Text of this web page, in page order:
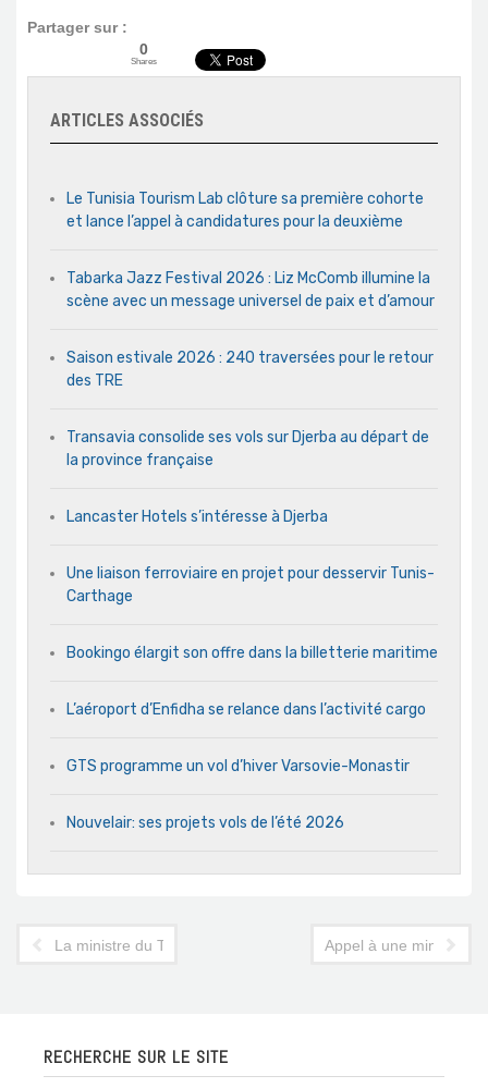
Partager sur :
0
Shares
ARTICLES ASSOCIÉS
Le Tunisia Tourism Lab clôture sa première cohorte
et lance l’appel à candidatures pour la deuxième
Tabarka Jazz Festival 2026 : Liz McComb illumine la
scène avec un message universel de paix et d’amour
Saison estivale 2026 : 240 traversées pour le retour
des TRE
Transavia consolide ses vols sur Djerba au départ de
la province française
Lancaster Hotels s’intéresse à Djerba
Une liaison ferroviaire en projet pour desservir Tunis-
Carthage
Bookingo élargit son offre dans la billetterie maritime
L’aéroport d’Enfidha se relance dans l’activité cargo
GTS programme un vol d’hiver Varsovie-Monastir
Nouvelair: ses projets vols de l’été 2026
La ministre du Tourisme annonce la suppression de la "taxe
Appel à une minute de
RECHERCHE SUR LE SITE